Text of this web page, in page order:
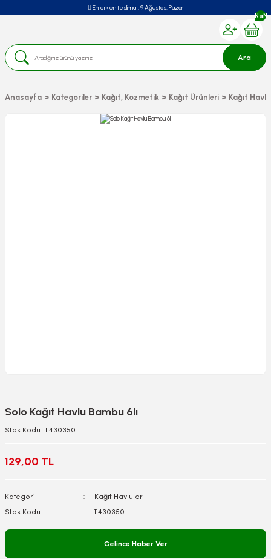
En erken teslimat: 9 Ağustos, Pazar
Ara
NaN
Anasayfa Kategoriler Kağıt, Kozmetik Kağıt Ürünleri Kağıt
Solo Kağıt Havlu Bambu 6lı
Stok Kodu : 11430350
129,00 TL
Kategori
Kağıt Havlular
Stok Kodu
11430350
Gelince Haber Ver